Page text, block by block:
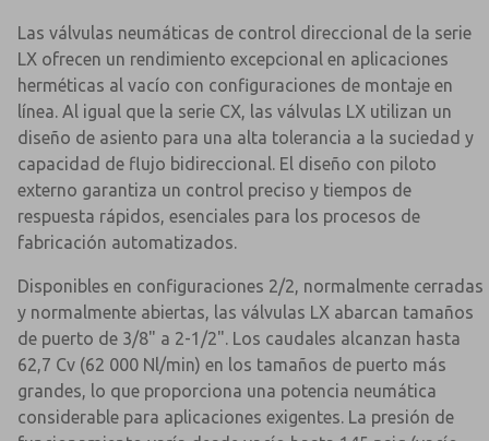
Las válvulas neumáticas de control direccional de la serie
LX ofrecen un rendimiento excepcional en aplicaciones
herméticas al vacío con configuraciones de montaje en
línea. Al igual que la serie CX, las válvulas LX utilizan un
diseño de asiento para una alta tolerancia a la suciedad y
capacidad de flujo bidireccional. El diseño con piloto
externo garantiza un control preciso y tiempos de
respuesta rápidos, esenciales para los procesos de
fabricación automatizados.
Disponibles en configuraciones 2/2, normalmente cerradas
y normalmente abiertas, las válvulas LX abarcan tamaños
de puerto de 3/8" a 2-1/2". Los caudales alcanzan hasta
62,7 Cv (62 000 Nl/min) en los tamaños de puerto más
grandes, lo que proporciona una potencia neumática
considerable para aplicaciones exigentes. La presión de